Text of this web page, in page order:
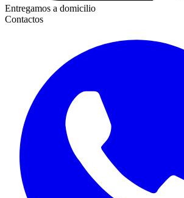
Entregamos a domicilio
Contactos